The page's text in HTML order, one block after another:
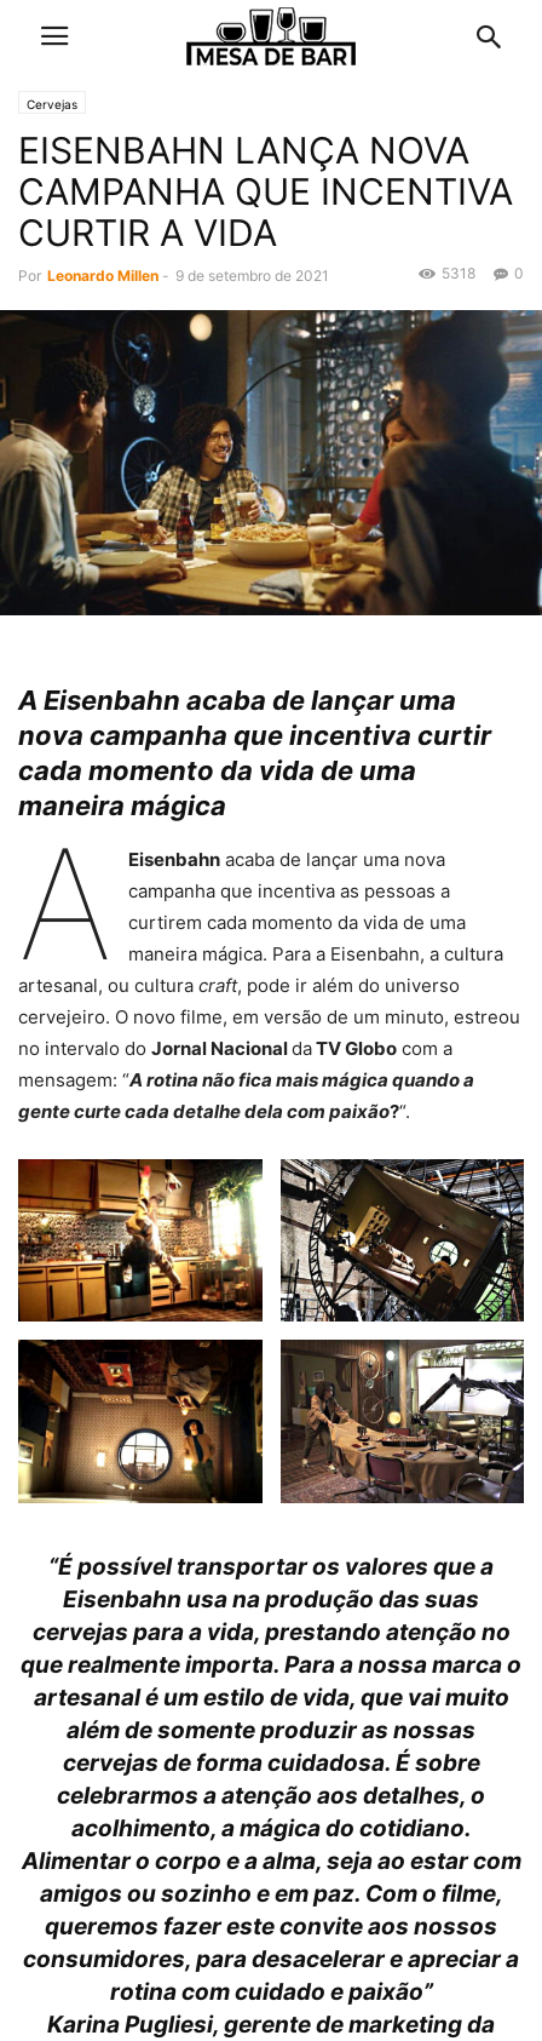
Cervejas
EISENBAHN LANÇA NOVA
CAMPANHA QUE INCENTIVA
CURTIR A VIDA
Por Leonardo Millen - 9 de setembro de 2021 0
5318
A Eisenbahn acaba de lançar uma
nova campanha que incentiva curtir
cada momento da vida de uma
maneira mágica
A Eisenbahnacaba de lançar uma nova
campanha que incentiva as pessoas a
curtirem cada momento da vida de uma
maneira mágica. Para a Eisenbahn, a cultura
artesanal, ou cultura craft, pode ir além do universo
cervejeiro. O novo filme, em versão de um minuto, estreou
no intervalo do Jornal NacionaldaTV Globo com a
mensagem: “A rotina não fica mais mágica quando a
gente curte cada detalhe dela com paixão?“.
“É possível transportar os valores que a
Eisenbahn usa na produção das suas
cervejas para a vida, prestando atenção no
que realmente importa. Para a nossa marca o
artesanal é um estilo de vida, que vai muito
além de somente produzir as nossas
cervejas de forma cuidadosa. É sobre
celebrarmos a atenção aos detalhes, o
acolhimento, a mágica do cotidiano.
Alimentar o corpo e a alma, seja ao estar com
amigos ou sozinho e em paz. Com o filme,
queremos fazer este convite aos nossos
consumidores, para desacelerar e apreciar a
rotina com cuidado e paixão”
Karina Pugliesi, gerente de marketing da